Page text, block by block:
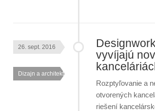
vyvíjajú
26. sept. 2016
Dizajn a architektúra
Rozptyľovanie a
otvorených
riešení